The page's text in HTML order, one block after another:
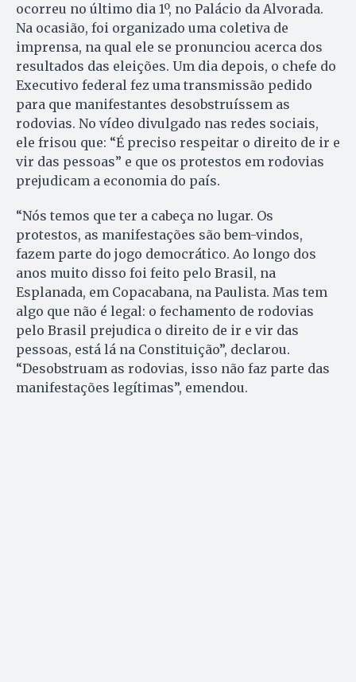
ocorreu no último dia 1º, no Palácio da Alvorada.
Na ocasião, foi organizado uma coletiva de
imprensa, na qual ele se pronunciou acerca dos
resultados das eleições. Um dia depois, o chefe do
Executivo federal fez uma transmissão pedido
para que manifestantes desobstruíssem as
rodovias. No vídeo divulgado nas redes sociais,
ele frisou que: “É preciso respeitar o direito de ir e
vir das pessoas” e que os protestos em rodovias
prejudicam a economia do país.
“Nós temos que ter a cabeça no lugar. Os
protestos, as manifestações são bem-vindos,
fazem parte do jogo democrático. Ao longo dos
anos muito disso foi feito pelo Brasil, na
Esplanada, em Copacabana, na Paulista. Mas tem
algo que não é legal: o fechamento de rodovias
pelo Brasil prejudica o direito de ir e vir das
pessoas, está lá na Constituição”, declarou.
“Desobstruam as rodovias, isso não faz parte das
manifestações legítimas”, emendou.